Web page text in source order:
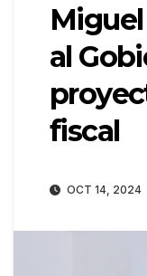
al
fiscal
OCT 14, 2024